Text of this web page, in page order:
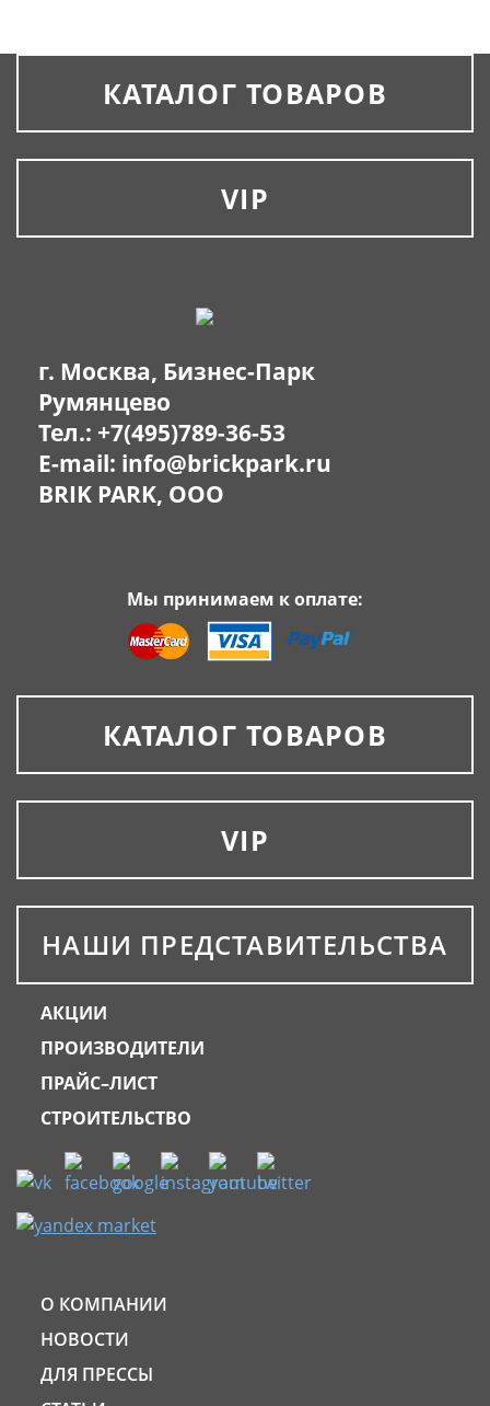
КАТАЛОГ ТОВАРОВ
VIP
г. Москва, Бизнес-Парк
Румянцево
Тел.: +7(495)789-36-53
E-mail: info@brickpark.ru
BRIK PARK, OOO
Мы принимаем к оплате:
КАТАЛОГ ТОВАРОВ
VIP
НАШИ ПРЕДСТАВИТЕЛЬСТВА
АКЦИИ
ПРОИЗВОДИТЕЛИ
ПРАЙС–ЛИСТ
СТРОИТЕЛЬСТВО
О КОМПАНИИ
НОВОСТИ
ДЛЯ ПРЕССЫ